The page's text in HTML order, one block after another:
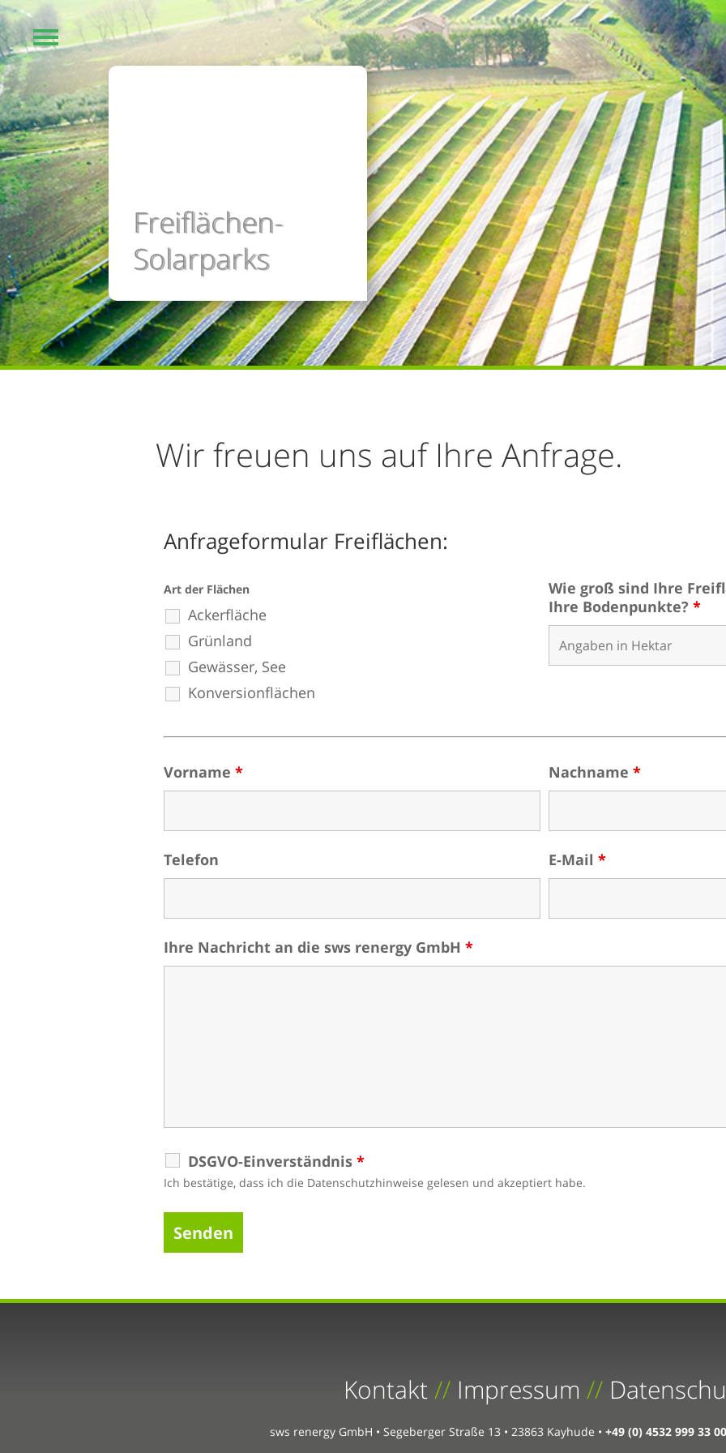
Freiflächen-
Solarparks
Wir freuen uns auf Ihre Anfrage.
Anfrageformular Freiflächen:
Art der Flächen
Ackerfläche
Grünland
Gewässer, See
Konversionflächen
Wie groß sind Ihre
Ihre Bodenpunkte? *
Vorname * Nachname *
Telefon E-Mail *
Ihre Nachricht an die sws renergy GmbH *
DSGVO-Einverständnis *
Ich bestätige, dass ich die Datenschutzhinweise gelesen und akzeptiert habe.
Kontakt// Impressum //
sws renergy GmbH • Segeberger Straße 13 • 23863 Kayhude • +49 (0) 4532 999 33 00